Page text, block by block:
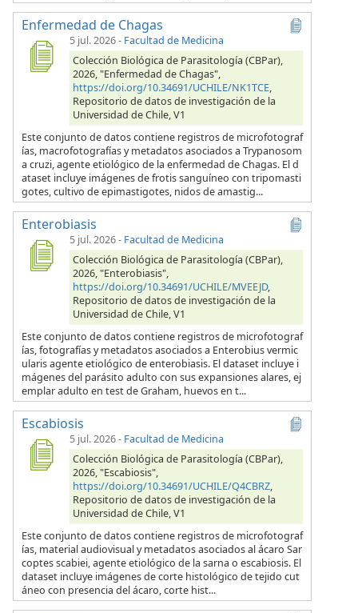
Enfermedad de Chagas
5 jul. 2026- Facultad de Medicina
Colección Biológica de Parasitología (CBPar),
2026, "Enfermedad de Chagas",
https://doi.org/10.34691/UCHILE/NK1TCE,
Repositorio de datos de investigación de la
Universidad de Chile, V1
Este conjunto de datos contiene registros de microfotograf
ías, macrofotografías y metadatos asociados a Trypanosom
a cruzi, agente etiológico de la enfermedad de Chagas. El d
ataset incluye imágenes de frotis sanguíneo con tripomasti
gotes, cultivo de epimastigotes, nidos de amastig...
Enterobiasis
5 jul. 2026- Facultad de Medicina
Colección Biológica de Parasitología (CBPar),
2026, "Enterobiasis",
https://doi.org/10.34691/UCHILE/MVEEJD,
Repositorio de datos de investigación de la
Universidad de Chile, V1
Este conjunto de datos contiene registros de microfotograf
ías, fotografías y metadatos asociados a Enterobius vermic
ularis agente etiológico de enterobiasis. El dataset incluye i
mágenes del parásito adulto con sus expansiones alares, ej
emplar adulto en test de Graham, huevos en t...
Escabiosis
5 jul. 2026- Facultad de Medicina
Colección Biológica de Parasitología (CBPar),
2026, "Escabiosis",
https://doi.org/10.34691/UCHILE/Q4CBRZ,
Repositorio de datos de investigación de la
Universidad de Chile, V1
Este conjunto de datos contiene registros de microfotograf
ías, material audiovisual y metadatos asociados al ácaro Sar
coptes scabiei, agente etiológico de la sarna o escabiosis. El
dataset incluye imágenes de corte histológico de tejido cut
áneo con presencia del ácaro, corte hist...